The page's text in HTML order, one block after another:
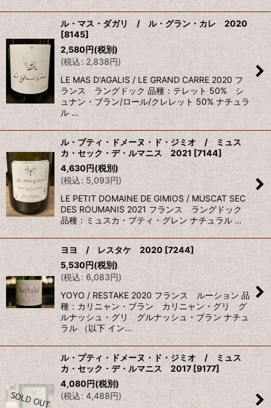
ル・マス・ダガリ / ル・グラン・カレ 2020
[8145]
2,580円(税別)
(税込: 2,838円)
LE MAS D'AGALIS / LE GRAND CARRE 2020 フ
ランス ラングドック 品種：テレット 50% シ
ュナン・ブラン/ロール/クレレット 50% ナチュラ
ル …
ル・プティ・ドメーヌ・ド・ジミオ / ミュス
カ・セック・デ・ルマニス 2021 [7144]
4,630円(税別)
(税込: 5,093円)
LE PETIT DOMAINE DE GIMIOS / MUSCAT SEC
DES ROUMANIS 2021 フランス ラングドック
品種：ミュスカ・プティ・グレン ナチュラル …
ヨヨ / レスタケ 2020 [7244]
5,530円(税別)
(税込: 6,083円)
YOYO / RESTAKE 2020 フランス ルーション 品
種：カリニャン・ブラン カリニャン・グリ グ
ルナッシュ・グリ グルナッシュ・ブラン ナチュ
ラル （以下 イン…
ル・プティ・ドメーヌ・ド・ジミオ / ミュス
カ・セック・デ・ルマニス 2017[9177]
4,080円(税別)
(税込: 4,488円)